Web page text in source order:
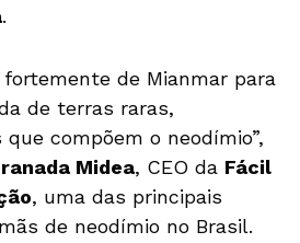
.
fortemente de Mianmar para
de terras raras,
compõem o neodímio”,
Midea, CEO da Fácil
, uma das principais
de neodímio no Brasil.